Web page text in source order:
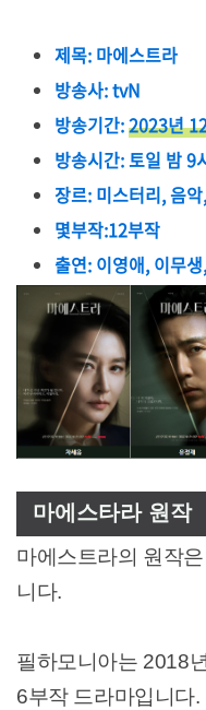
제목: 마에스트라
방송사: tvN
방송기간:2023년
방송시간: 토일 밤 9
장르: 미스터리, 음
몇부작:12부작
출연: 이영애, 이무
마에스타라 원작
마에스트라의 원작
니다.
필하모니아는 2018
6부작 드라마입니다.